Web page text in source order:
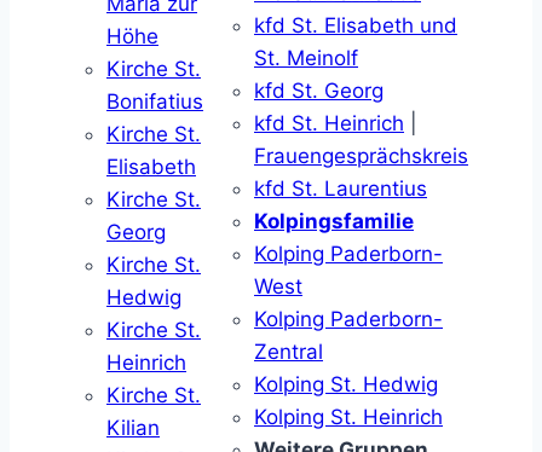
Höhe
Kirche St.
Bonifatius
Kirche St.
Elisabeth
Kirche St.
Georg
Kirche St.
Hedwig
Kirche St.
Heinrich
Kirche St.
Kilian
kfd St. Elisabeth und
St. Meinolf
kfd St. Georg
kfd St. Heinrich
Frauengesprächskreis
kfd St. Laurentius
Kolpingsfamilie
Kolping Paderborn-
West
Kolping Paderborn-
Zentral
Kolping St. Hedwig
Kolping St. Heinrich